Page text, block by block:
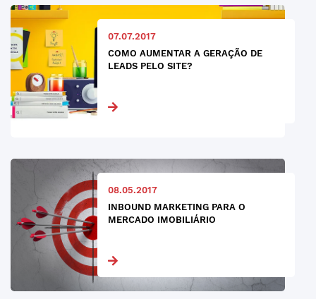
07.07.2017
COMO AUMENTAR A GERAÇÃO DE
LEADS PELO SITE?
08.05.2017
INBOUND MARKETING PARA O
MERCADO IMOBILIÁRIO